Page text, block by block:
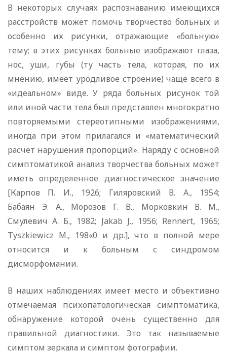
В некоторых случаях распознаванию имеющихся
расстройств может помочь творчество больных и
особенно их рисунки, отражающие «больную»
тему; в этих рисунках больные изображают глаза,
нос, уши, губы (ту часть тела, которая, по их
мнению, имеет уродливое строение) чаще всего в
«идеальном» виде. У ряда больных рисунок той
или иной части тела был представлен многократно
повторяемыми стереотипными изображениями,
иногда при этом прилагался и «математический
расчет нарушения пропорций». Наряду с основной
симптоматикой анализ творчества больных может
иметь определенное диагностическое значение
[Карпов П. И., 1926; Гиляровский В. А., 1954;
Бабаян Э. А., Морозов Г. В., Морковкин В. М.,
Смулевич А. Б., 1982; Jakab J., 1956; Rennert, 1965;
Tyszkiewicz M., 198«0 и др.], что в полной мере
относится и к больным с синдромом
дисморфомании.
В наших наблюдениях имеет место и объективно
отмечаемая психопатологическая симптоматика,
обнаружение которой очень существенно для
правильной диагностики. Это так называемые
симптом зеркала и симптом фотографии.